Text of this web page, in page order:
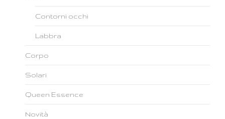
Contorni occhi
Labbra
Corpo
Solari
Queen Essence
Novità